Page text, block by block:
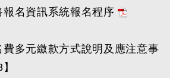
報名資訊系統報名程序
多元繳款方式說明及應注意事